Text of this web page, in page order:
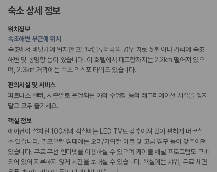
숙소 상세 정보
위치정보
속초해변 부근에 위치
속초에서 바닷가에 위치한 호텔더블루테라의 경우 차로 5분 이내 거리에 속초
해변 및 동명항 등이 있습니다. 이 호텔에서 대포항까지는 2.2km 떨어져 있으
며, 2.3km 거리에는 속초 엑스포 타워도 있습니다.
편의시설 및 서비스
피트니스 센터, 시즌별로 운영되는 야외 수영장 등의 레크리에이션 시설을 잊지
말고 모두 즐기세요.
객실 정보
에어컨이 설치된 100개의 객실에는 LED TV도 갖추어져 있어 편하게 머무실
수 있습니다. 필로우탑 침대에는 오리/거위털 이불 및 고급 침구 등이 갖추어져
있습니다. 무료 무선 인터넷을 이용하실 수 있으며 케이블 채널 프로그램도 구비
되어 있어 지루하지 않게 시간을 보내실 수 있습니다. 욕실에는 샤워, 무료 세면